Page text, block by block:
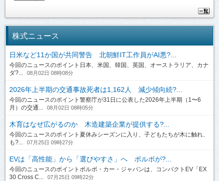
株式ニュース
日米など11か国が共同警告 北朝鮮IT工作員がAI悪?...
今回のニュースのポイント日本、米国、韓国、英国、オーストラリア、カナ
ダ?...
08月02日 08時08分
2026年上半期の交通事故死者は1,162人 減少傾向続?...
今回のニュースのポイント警察庁が31日に公表した2026年上半期（1〜6
月）の交通...
08月02日 08時05分
木育はなぜ広がるのか 木造建築企業が提供する?...
今回のニュースのポイント夏休みシーズンに入り、子どもたちが木に触れ、
も?...
07月25日 09時27分
EVは「高性能」から「選びやすさ」へ ボルボが?...
今回のニュースのポイントボルボ・カー・ジャパンは、コンパクトEV「EX
30 Cross C...
07月25日 09時22分